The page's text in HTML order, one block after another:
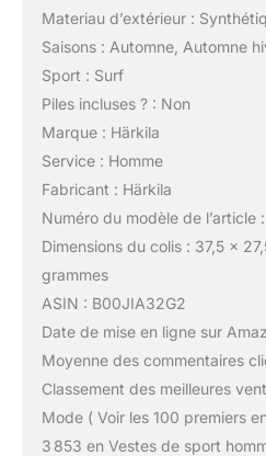
Materiau d’extérieur :
Saisons : Automne, Automne
Sport : Surf
Piles incluses ? : Non
Marque : Härkila
Service : Homme
Fabricant : Härkila
Numéro du modèle de l’article
Dimensions du colis : 37,5 x
grammes
ASIN : B00JIA32G2
Date de mise en ligne sur
Moyenne des commentaires
Classement des meilleures
Mode ( Voir les 100 premiers
3 853 en Vestes de sport